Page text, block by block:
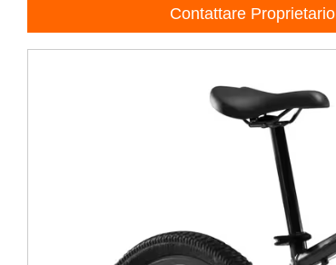
Contattare Proprietario